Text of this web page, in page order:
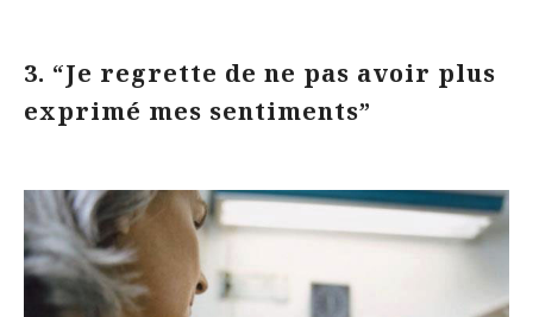
3. “Je regrette de ne pas avoir plus
exprimé mes sentiments”